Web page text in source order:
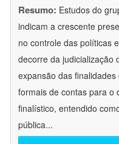
Resumo: Estudos do
indicam a crescente
no controle das políticas
decorre da judicialização
expansão das
formais de contas para o
finalístico, entendido
pública...